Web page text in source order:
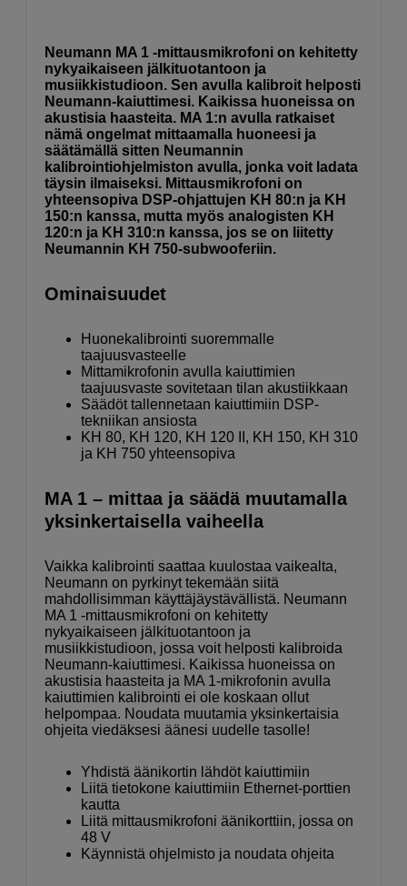
Neumann MA 1 -mittausmikrofoni on kehitetty
nykyaikaiseen jälkituotantoon ja
musiikkistudioon. Sen avulla kalibroit helposti
Neumann-kaiuttimesi. Kaikissa huoneissa on
akustisia haasteita. MA 1:n avulla ratkaiset
nämä ongelmat mittaamalla huoneesi ja
säätämällä sitten Neumannin
kalibrointiohjelmiston avulla, jonka voit ladata
täysin ilmaiseksi. Mittausmikrofoni on
yhteensopiva DSP-ohjattujen KH 80:n ja KH
150:n kanssa, mutta myös analogisten KH
120:n ja KH 310:n kanssa, jos se on liitetty
Neumannin KH 750-subwooferiin.
Ominaisuudet
Huonekalibrointi suoremmalle
taajuusvasteelle
Mittamikrofonin avulla kaiuttimien
taajuusvaste sovitetaan tilan akustiikkaan
Säädöt tallennetaan kaiuttimiin DSP-
tekniikan ansiosta
KH 80, KH 120, KH 120 II, KH 150, KH 310
ja KH 750 yhteensopiva
MA 1 – mittaa ja säädä muutamalla
yksinkertaisella vaiheella
Vaikka kalibrointi saattaa kuulostaa vaikealta,
Neumann on pyrkinyt tekemään siitä
mahdollisimman käyttäjäystävällistä. Neumann
MA 1 -mittausmikrofoni on kehitetty
nykyaikaiseen jälkituotantoon ja
musiikkistudioon, jossa voit helposti kalibroida
Neumann-kaiuttimesi. Kaikissa huoneissa on
akustisia haasteita ja MA 1-mikrofonin avulla
kaiuttimien kalibrointi ei ole koskaan ollut
helpompaa. Noudata muutamia yksinkertaisia ​​
ohjeita viedäksesi äänesi uudelle tasolle!
Yhdistä äänikortin lähdöt kaiuttimiin
Liitä tietokone kaiuttimiin Ethernet-porttien
kautta
Liitä mittausmikrofoni äänikorttiin, jossa on
48 V
Käynnistä ohjelmisto ja noudata ohjeita